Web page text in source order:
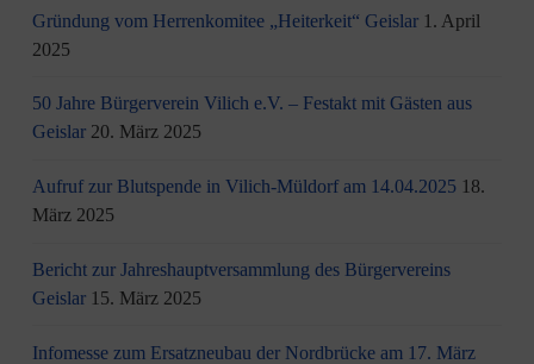
Gründung vom Herrenkomitee „Heiterkeit“ Geislar 1. April
2025
50 Jahre Bürgerverein Vilich e.V. – Festakt mit Gästen aus
Geislar 20. März 2025
Aufruf zur Blutspende in Vilich-Müldorf am 14.04.2025 18.
März 2025
Bericht zur Jahreshauptversammlung des Bürgervereins
Geislar 15. März 2025
Infomesse zum Ersatzneubau der Nordbrücke am 17. März